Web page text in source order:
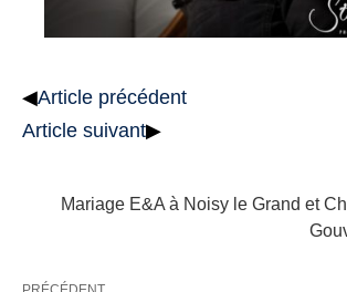
◀Article précédent
Article suivant▶
Mariage E&A à Noisy le Grand et